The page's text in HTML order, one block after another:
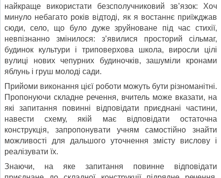
найкраще використати безсполучниковий зв’язок: Хоч
минуло небагато років відтоді, як я востаннє приїжджав
сюди, село, що було дуже зруйноване під час стихії,
невпізнанно змінилося: з’явилися просторий сільмаг,
будинок культури і триповерхова школа, виросли цілі
вулиці нових чепурних будиночків, зашуміли кронами
яблунь і груш молоді сади.
Прийоми виконання цієї роботи можуть бути різноманітні.
Пропонуючи складне речення, вчитель може вказати, на
які запитання повинні відповідати приєднані частини,
навести схему, якій має відповідати остаточна
конструкція, запропонувати учням самостійно знайти
можливості для дальшого уточнення змісту вислову і
реалізувати їх.
Знаючи, на яке запитання повинне відповідати